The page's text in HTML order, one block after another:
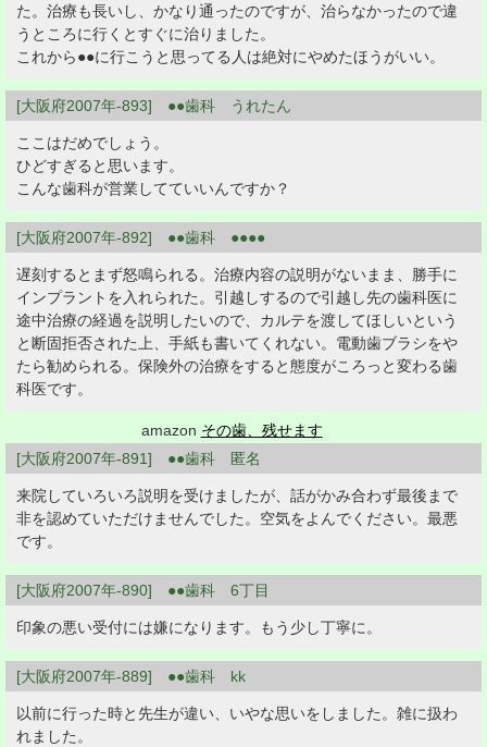
た。治療も長いし、かなり通ったのですが、治らなかったので違
うところに行くとすぐに治りました。
これから●●に行こうと思ってる人は絶対にやめたほうがいい。
[大阪府2007年-893] ●●歯科 うれたん
ここはだめでしょう。
ひどすぎると思います。
こんな歯科が営業してていいんですか？
[大阪府2007年-892] ●●歯科 ●●●●
遅刻するとまず怒鳴られる。治療内容の説明がないまま、勝手に
インプラントを入れられた。引越しするので引越し先の歯科医に
途中治療の経過を説明したいので、カルテを渡してほしいという
と断固拒否された上、手紙も書いてくれない。電動歯ブラシをや
たら勧められる。保険外の治療をすると態度がころっと変わる歯
科医です。
amazon その歯、残せます
[大阪府2007年-891] ●●歯科 匿名
来院していろいろ説明を受けましたが、話がかみ合わず最後まで
非を認めていただけませんでした。空気をよんでください。最悪
です。
[大阪府2007年-890] ●●歯科 6丁目
印象の悪い受付には嫌になります。もう少し丁寧に。
[大阪府2007年-889] ●●歯科 kk
以前に行った時と先生が違い、いやな思いをしました。雑に扱わ
れました。